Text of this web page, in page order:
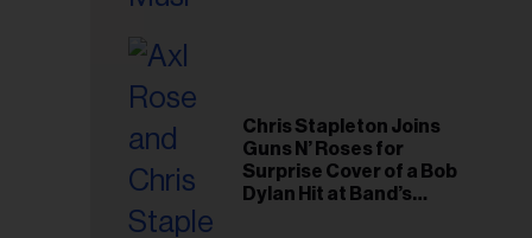
Chris Stapleton Joins
Guns N’ Roses for
Surprise Cover of a Bob
Dylan Hit at Band’s